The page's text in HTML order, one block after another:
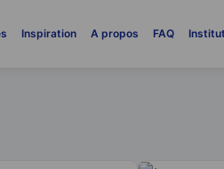
Inspiration A propos FAQ